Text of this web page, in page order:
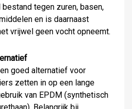
tegen zuren, basen,
en is daarnaast
vrijwel geen vocht opneemt.
goed alternatief voor
zetten in op een lange
van EPDM (synthetisch
Belangrijk bij